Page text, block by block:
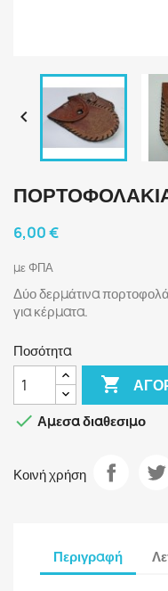

6,00 €
με ΦΠΑ
Δύο δερμάτινα
για κέρματα.
Ποσότητα

 Αμεσα διαθεσιμο
Κοινή χρήση
Περιγραφή